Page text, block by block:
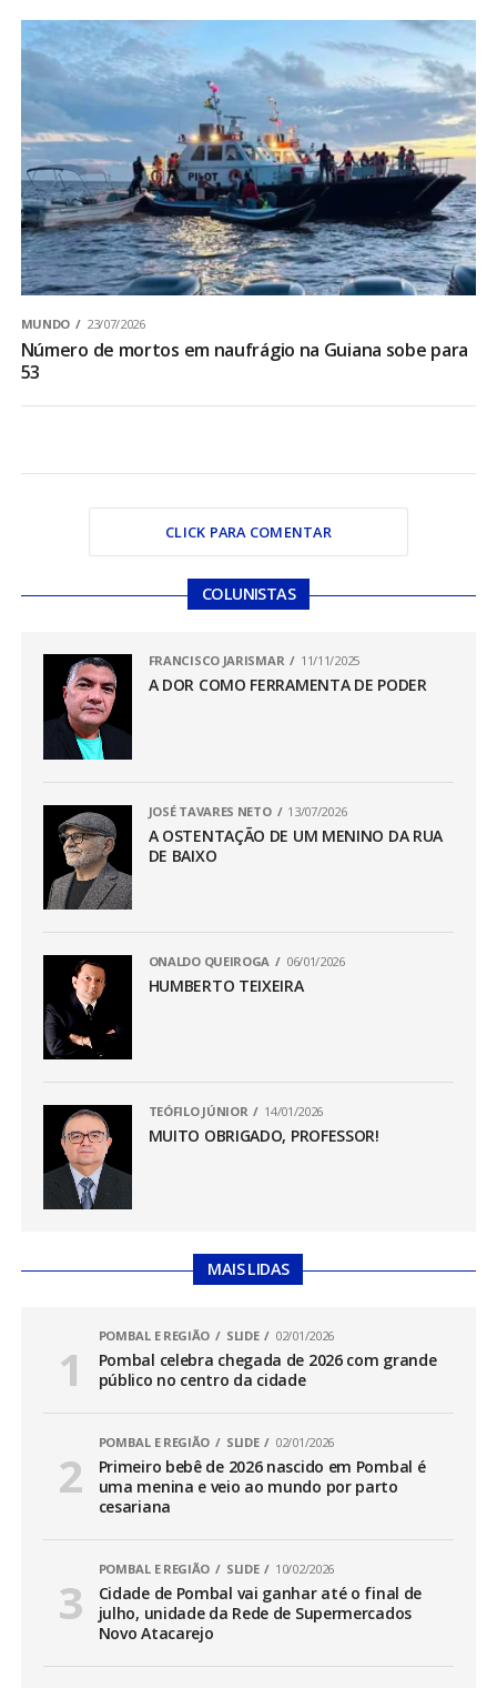
MUNDO 23/07/2026
Número de mortos em naufrágio na Guiana sobe para
53
CLICK PARA COMENTAR
COLUNISTAS
FRANCISCO JARISMAR 11/11/2025
A DOR COMO FERRAMENTA DE PODER
JOSÉ TAVARES NETO 13/07/2026
A OSTENTAÇÃO DE UM MENINO DA RUA
DE BAIXO
ONALDO QUEIROGA 06/01/2026
HUMBERTO TEIXEIRA
TEÓFILO JÚNIOR 14/01/2026
MUITO OBRIGADO, PROFESSOR!
MAIS LIDAS
POMBAL E REGIÃO SLIDE 02/01/2026
Pombal celebra chegada de 2026 com grande
público no centro da cidade
POMBAL E REGIÃO SLIDE 02/01/2026
Primeiro bebê de 2026 nascido em Pombal é
uma menina e veio ao mundo por parto
cesariana
POMBAL E REGIÃO SLIDE 10/02/2026
Cidade de Pombal vai ganhar até o final de
julho, unidade da Rede de Supermercados
Novo Atacarejo